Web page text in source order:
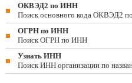
ОКВЭД2 по ИНН
Поиск основного кода ОКВЭД2
ОГРН по ИНН
Поиск ОГРН по ИНН
Узнать ИНН
Поиск ИНН организации по